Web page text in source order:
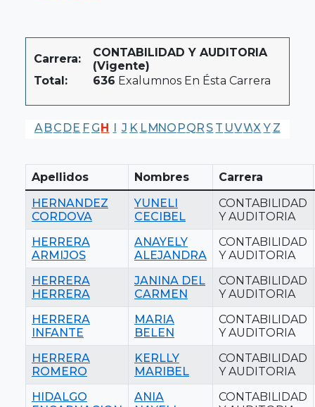
Carrera:
CONTABILIDAD Y AUDITORIA
(Vigente)
Total:
636 Exalumnos En Ésta Carrera
A BC DE F GH I J K LMNO PQR S T UVWX Y Z
Apellidos Nombres
Carrera
HERNANDEZ
CORDOVA
YUNELI
CECIBEL
CONTABILIDAD
Y AUDITORIA
HERRERA
ARMIJOS
ANAYELY
ALEJANDRA
CONTABILIDAD
Y AUDITORIA
HERRERA
HERRERA
JANINA DEL
CARMEN
CONTABILIDAD
Y AUDITORIA
HERRERA
INFANTE
MARIA
BELEN
CONTABILIDAD
Y AUDITORIA
HERRERA
ROMERO
KERLLY
MARIBEL
CONTABILIDAD
Y AUDITORIA
HIDALGO
ANIA
CONTABILIDAD